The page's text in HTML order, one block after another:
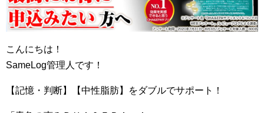
こんにちは！
SameLog管理人です！
【記憶・判断】【中性脂肪】をダブルでサポート！